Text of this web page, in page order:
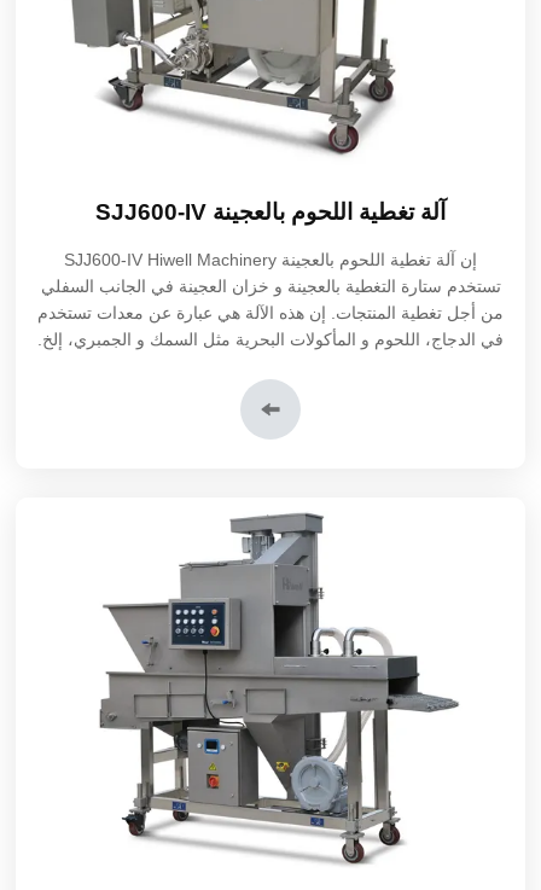
آلة تغطية اللحوم بالعجينة SJJ600-IV
إن آلة تغطية اللحوم بالعجينة SJJ600-IV Hiwell Machinery
تستخدم ستارة التغطية بالعجينة و خزان العجينة في الجانب السفلي
من أجل تغطية المنتجات. إن هذه الآلة هي عبارة عن معدات تستخدم
في الدجاج، اللحوم و المأكولات البحرية مثل السمك و الجمبري، إلخ.
تغطية اللحوم بالطحين في خط إنتاج الهامبورجر.